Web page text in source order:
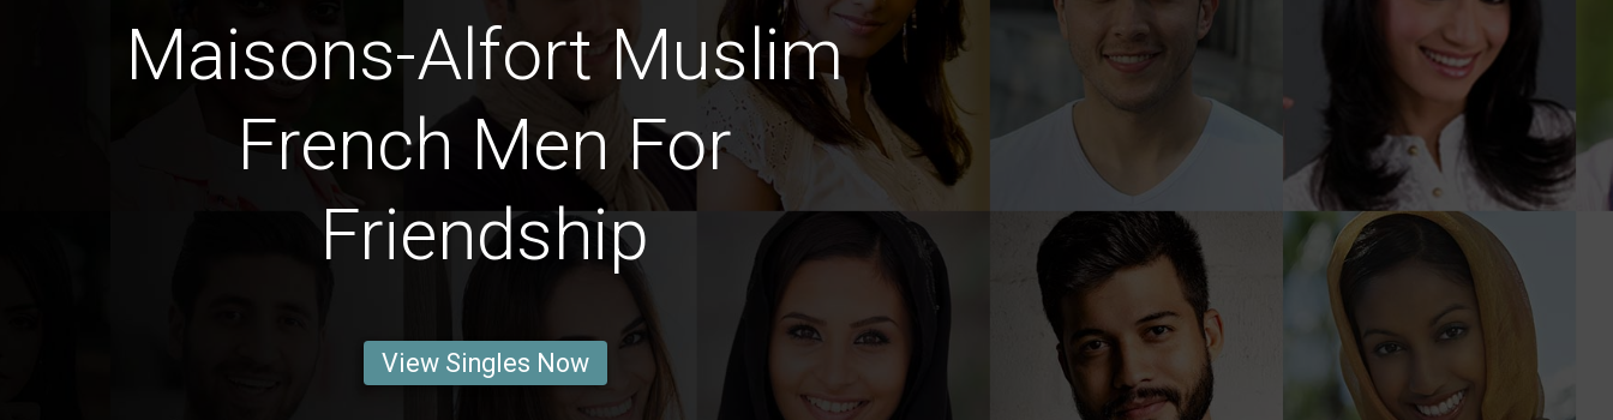
Maisons-Alfort Muslim
French Men For
Friendship
View Singles Now